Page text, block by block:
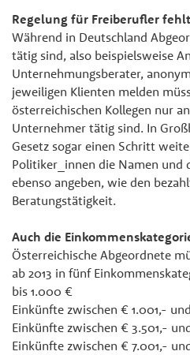
Regelung für Freiberufler
Während in Deutschland
tätig sind, also beispielsweise
Unternehmungsberater,
jeweiligen Klienten melden
österreichischen Kollegen nur
Unternehmer tätig sind. In
Gesetz sogar einen Schritt
Politiker_innen die Namen und
ebenso angeben, wie den
Beratungstätigkeit.
Auch die
Österreichische Abgeordnete
ab 2013 in fünf
bis 1.000 €
Einkünfte zwischen € 1.001,-
Einkünfte zwischen € 3.501,-
Einkünfte zwischen € 7.001,-